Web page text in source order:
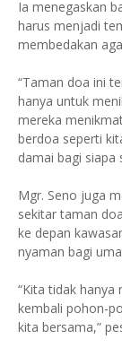
Ia menegaskan
harus menjadi
membedakan
“Taman doa ini
hanya untuk
mereka
berdoa seperti
damai bagi siapa
Mgr. Seno juga
sekitar taman
ke depan
nyaman bagi
“Kita tidak
kembali pohon-
kita bersama,”